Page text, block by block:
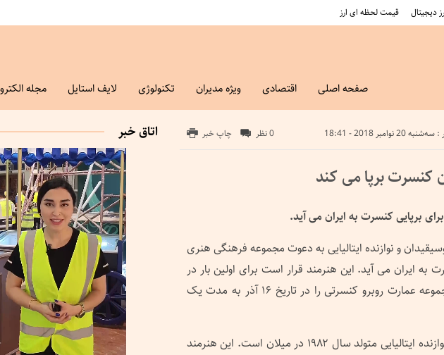
دیجیتال قیمت لحظه ای ارز
صفحه اصلی اقتصادی ویژه مدیران تکنولوژی لایف استایل مجله
نوامبر 2018 - 18:41 چاپ خبر 0 نظر
کنسرت برپا می کند
برای برپایی کنسرت به ایران می آید.
و نوازنده ایتالیایی به دعوت مجموعه فرهنگی هنری
به ایران می آید. این هنرمند قرار است برای اولین بار در
ایران و در سالگرد تاسیس مجموعه عمارت روبرو کنسرتی را در تاریخ ۱۶ آذر به مدت یک
فدریکو آلبانیز، موسیقیدان و نوازنده ایتالیایی متولد سال ۱۹۸۲ در میلان است. این هنرمند
اتاق خبر